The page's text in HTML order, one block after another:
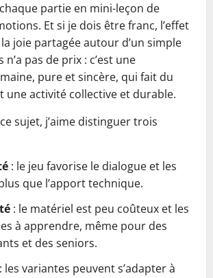
partie en mini-leçon de
Et si je dois être franc, l’effet
joie partagée autour d’un simple
pas de prix : c’est une
pure et sincère, qui fait du
une activité collective et durable.
sujet, j’aime distinguer trois
: le jeu favorise le dialogue et les
que l’apport technique.
: le matériel est peu coûteux et les
à apprendre, même pour des
et des seniors.
: les variantes peuvent s’adapter à